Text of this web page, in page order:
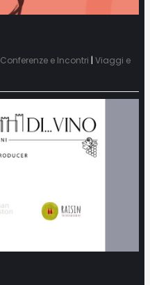
Conferenze e Incontri | Viaggi e